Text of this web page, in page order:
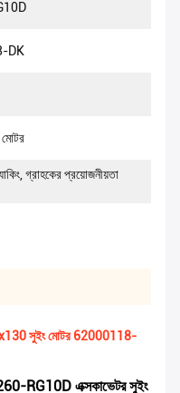
DK
মোটর
গ্রাহকের প্রয়োজনীয়তা
সুইং মোটর 62000118-
RG10D এক্সকাভেটর সুইং